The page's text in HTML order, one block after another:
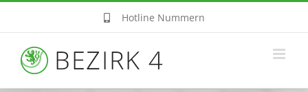
Inhalt
springen
Hotline Nummern